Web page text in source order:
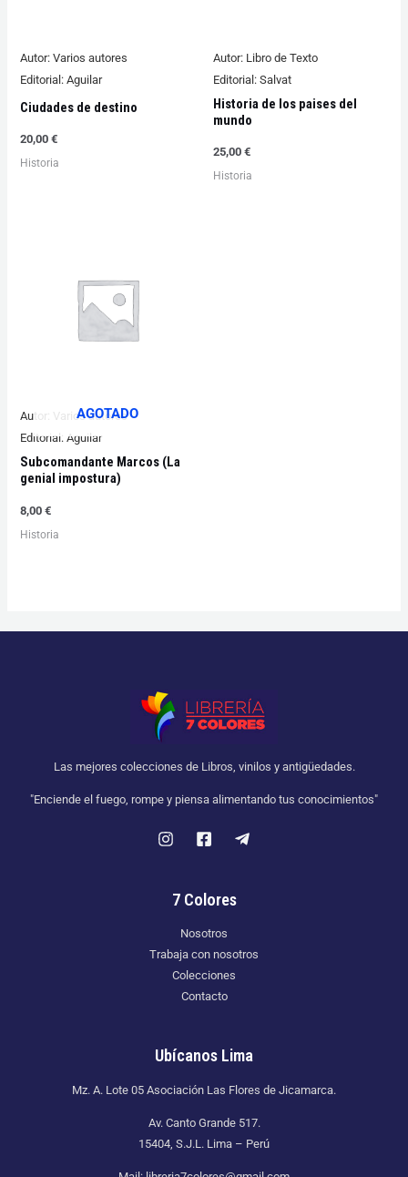
Autor: Varios autores
Editorial: Aguilar
Ciudades de destino
20,00€
Historia
Autor: Libro de Texto
Editorial: Salvat
Historia de los paises del
mundo
25,00 €
Historia
AGOTADO
Autor: Varios autores
Editorial: Aguilar
Subcomandante Marcos (La
genial impostura)
8,00€
Historia
Las mejores colecciones de Libros, vinilos y antigüedades.
"Enciende el fuego, rompe y piensa alimentando tus conocimientos"
7 Colores
Nosotros
Trabaja con nosotros
Colecciones
Contacto
Ubícanos Lima
Mz. A. Lote 05 Asociación Las Flores de Jicamarca.
Av. Canto Grande 517.
15404, S.J.L. Lima – Perú